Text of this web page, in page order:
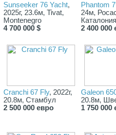
Sunseeker 76 Yacht,
2025г, 23.6м, Tivat,
Montenegro
4 700 000 $
Phantom
24м,
2 400 000
Cranchi 67 Fly, 2022г,
20.8м, Стамбул
2 500 000 евро
Galeon
20.8м,
1 750 000